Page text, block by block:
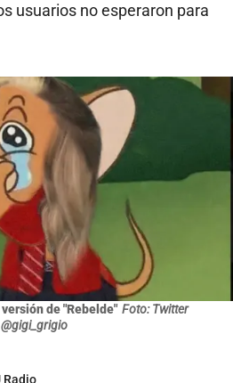
usuarios no esperaron para
de "Rebelde" Foto: Twitter
@gigi_grigio
Radio